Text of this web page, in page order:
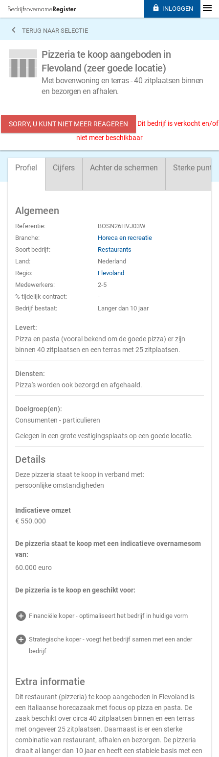
 TERUG NAAR SELECTIE
Pizzeria te koop aangeboden in
Flevoland (zeer goede locatie)
Met bovenwoning en terras - 40 zitplaatsen binnen
en bezorgen en afhalen.
SORRY, U KUNT NIET MEER REAGEREN
Dit bedrijf is verkocht en/of
niet meer beschikbaar
Profiel Cijfers Achter de schermen Sterke
Algemeen
Referentie:
BOSN26HVJ03W
Branche:
Horeca en recreatie
Soort bedrijf:
Restaurants
Land:
Nederland
Regio:
Flevoland
Medewerkers:
2-5
% tijdelijk contract:
-
Bedrijf bestaat:
Langer dan 10 jaar
Levert:
Pizza en pasta (vooral bekend om de goede pizza) er zijn
binnen 40 zitplaatsen en een terras met 25 zitplaatsen.
Diensten:
Pizza's worden ook bezorgd en afgehaald.
Doelgroep(en):
Consumenten - particulieren
Gelegen in een grote vestigingsplaats op een goede locatie.
Details
Deze pizzeria staat te koop in verband met:
persoonlijke omstandigheden
Indicatieve omzet
€ 550.000
De pizzeria staat te koop met een indicatieve overnamesom
van:
60.000 euro
De pizzeria is te koop en geschikt voor:
add_circle Financiële koper - optimaliseert het bedrijf in huidige vorm
add_circle Strategische koper - voegt het bedrijf samen met een ander
bedrijf
Extra informatie
Dit restaurant (pizzeria) te koop aangeboden in Flevoland is
een Italiaanse horecazaak met focus op pizza en pasta. De
zaak beschikt over circa 40 zitplaatsen binnen en een terras
met ongeveer 25 zitplaatsen. Daarnaast is er een sterke
combinatie van restaurant, afhalen en bezorgen. De pizzeria
draait al langer dan 10 jaar en heeft een stabiele basis met een
 INLOGGEN